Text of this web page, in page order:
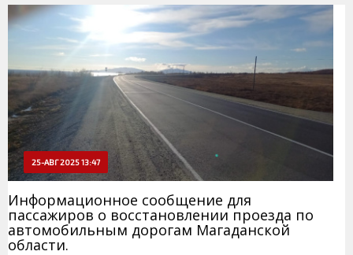
25-АВГ 2025 13:47
Информационное сообщение для
пассажиров о восстановлении проезда по
автомобильным дорогам Магаданской
области.